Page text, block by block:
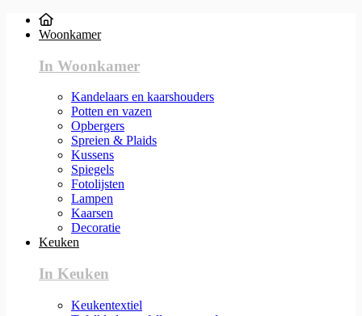
Woonkamer
In Woonkamer
Kandelaars en kaarshouders
Potten en vazen
Opbergers
Spreien & Plaids
Kussens
Spiegels
Fotolijsten
Lampen
Kaarsen
Decoratie
Keuken
In Keuken
Keukentextiel